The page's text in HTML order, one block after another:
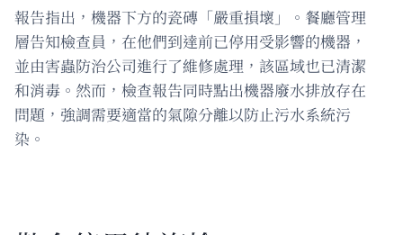
報告指出，機器下方的瓷磚「嚴重損壞」。餐廳管理
層告知檢查員，在他們到達前已停用受影響的機器，
並由害蟲防治公司進行了維修處理，該區域也已清潔
和消毒。然而，檢查報告同時點出機器廢水排放存在
問題，強調需要適當的氣隙分離以防止污水系統污
染。